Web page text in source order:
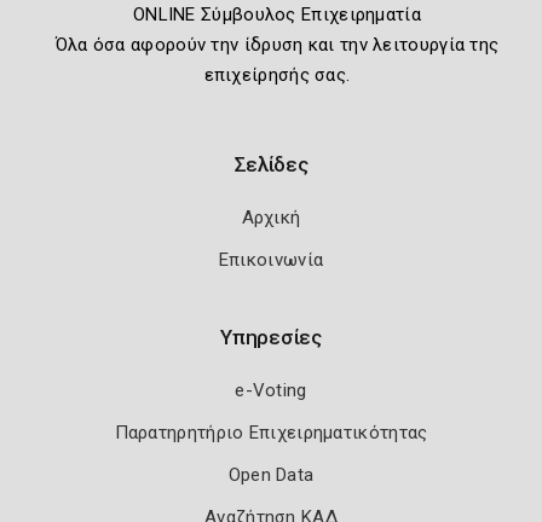
ONLINE Σύμβουλος Επιχειρηματία
Όλα όσα αφορούν την ίδρυση και την λειτουργία της
επιχείρησής σας.
Σελίδες
Αρχική
Επικοινωνία
Υπηρεσίες
e-Voting
Παρατηρητήριο Επιχειρηματικότητας
Open Data
Αναζήτηση ΚΑΔ